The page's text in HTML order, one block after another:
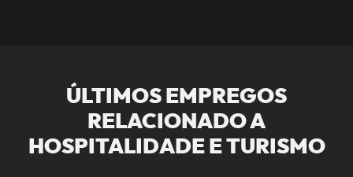
ÚLTIMOS EMPREGOS
RELACIONADO A
HOSPITALIDADE E TURISMO